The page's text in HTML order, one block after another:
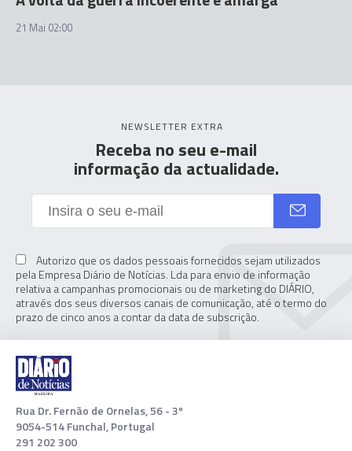
21 Mai 02:00
NEWSLETTER EXTRA
Receba no seu e-mail
informação da actualidade.
Autorizo que os dados pessoais fornecidos sejam utilizados
pela Empresa Diário de Notícias. Lda para envio de informação
relativa a campanhas promocionais ou de marketing do DIÁRIO,
através dos seus diversos canais de comunicação, até o termo do
prazo de cinco anos a contar da data de subscrição.
Rua Dr. Fernão de Ornelas, 56 - 3º
9054-514 Funchal, Portugal
291 202 300